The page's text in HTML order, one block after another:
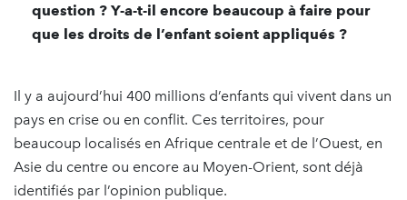
question ? Y-a-t-il encore beaucoup à faire pour
que les droits de l’enfant soient appliqués ?
Il y a aujourd’hui 400 millions d’enfants qui vivent dans un
pays en crise ou en conflit. Ces territoires, pour
beaucoup localisés en Afrique centrale et de l’Ouest, en
Asie du centre ou encore au Moyen-Orient, sont déjà
identifiés par l’opinion publique.